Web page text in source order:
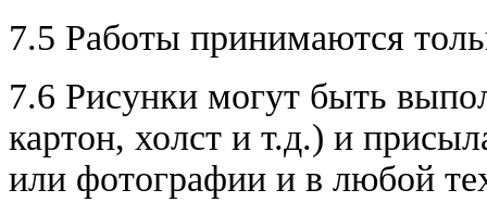
7.5 Работы принимаются
7.6 Рисунки могут быть
картон, холст и т.д.) и
или фотографии и в любой